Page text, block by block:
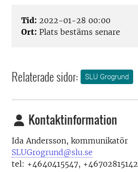
Tid: 2022-01-28 00:00
Ort: Plats bestäms senare
Relaterade sidor: SLU Grogrund
Kontaktinformation
Ida Andersson, kommunikatör
SLUGrogrund@slu.se
tel: +4640415547, +46702815142